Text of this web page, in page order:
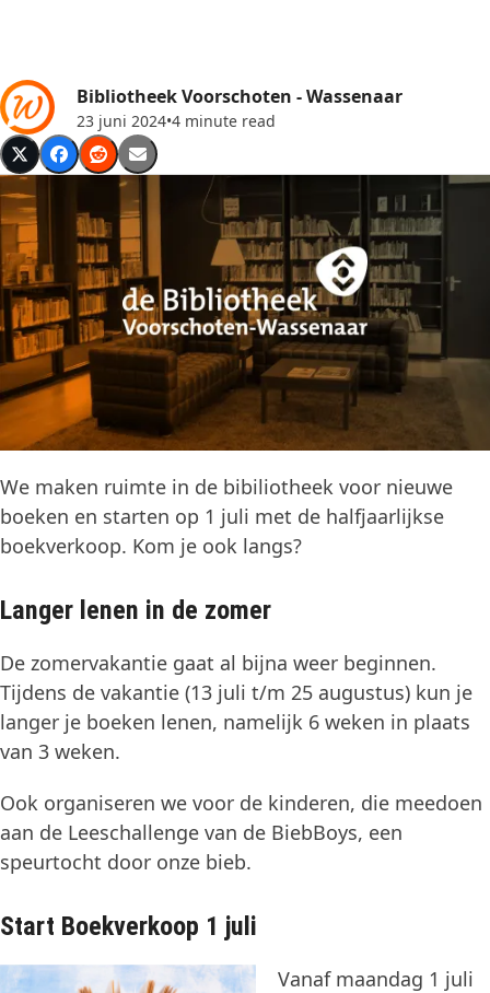
Bibliotheek Voorschoten - Wassenaar
23 juni 2024•4 minute read
We maken ruimte in de bibiliotheek voor nieuwe
boeken en starten op 1 juli met de halfjaarlijkse
boekverkoop. Kom je ook langs?
Langer lenen in de zomer
De zomervakantie gaat al bijna weer beginnen.
Tijdens de vakantie (13 juli t/m 25 augustus) kun je
langer je boeken lenen, namelijk 6 weken in plaats
van 3 weken.
Ook organiseren we voor de kinderen, die meedoen
aan de Leeschallenge van de BiebBoys, een
speurtocht door onze bieb.
Start Boekverkoop 1 juli
Vanaf maandag 1 juli